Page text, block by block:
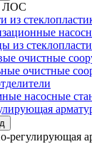
ЛОС
из
из
очистные
очистные
насосные
регулирующая